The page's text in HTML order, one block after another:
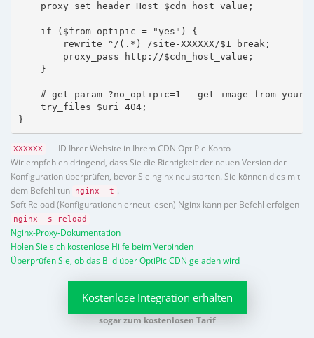
    proxy_set_header Host $cdn_host_value;
    if ($from_optipic = "yes") {
        rewrite ^/(.*) /site-XXXXXX/$1 break;
        proxy_pass http://$cdn_host_value;
    }
# get-param ?no_optipic=1 - get image from your
    try_files $uri 404;
}
XXXXXX
— ID Ihrer Website in Ihrem CDN OptiPic-Konto
Wir empfehlen dringend, dass Sie die Richtigkeit der neuen Version der
Konfiguration überprüfen, bevor Sie nginx neu starten. Sie können dies mit
dem Befehl tun
nginx -t .
Soft Reload (Konfigurationen erneut lesen) Nginx kann per Befehl erfolgen
nginx -s reload
Nginx-Proxy-Dokumentation
Holen Sie sich kostenlose Hilfe beim Verbinden
Überprüfen Sie, ob das Bild über OptiPic CDN geladen wird
Kostenlose Integration erhalten
sogar zum kostenlosen Tarif